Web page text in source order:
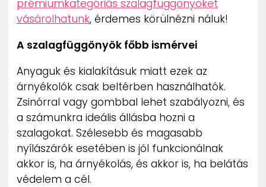
prémiumkategóriás szalagfüggönyöket
vásárolhatunk, érdemes körülnézni náluk!
A szalagfüggönyök főbb ismérvei
Anyaguk és kialakításuk miatt ezek az
árnyékolók csak beltérben használhatók.
Zsinórral vagy gombbal lehet szabályozni, és
a számunkra ideális állásba hozni a
szalagokat. Szélesebb és magasabb
nyílászárók esetében is jól funkcionálnak
akkor is, ha árnyékolás, és akkor is, ha belátás
védelem a cél.